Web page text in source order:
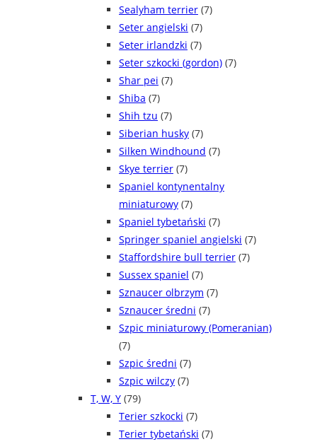
Sealyham terrier (7)
Seter angielski (7)
Seter irlandzki (7)
Seter szkocki (gordon) (7)
Shar pei (7)
Shiba (7)
Shih tzu (7)
Siberian husky (7)
Silken Windhound (7)
Skye terrier (7)
Spaniel kontynentalny
miniaturowy (7)
Spaniel tybetański (7)
Springer spaniel angielski (7)
Staffordshire bull terrier (7)
Sussex spaniel (7)
Sznaucer olbrzym (7)
Sznaucer średni (7)
Szpic miniaturowy (Pomeranian)
(7)
Szpic średni (7)
Szpic wilczy (7)
T, W, Y (79)
Terier szkocki (7)
Terier tybetański (7)